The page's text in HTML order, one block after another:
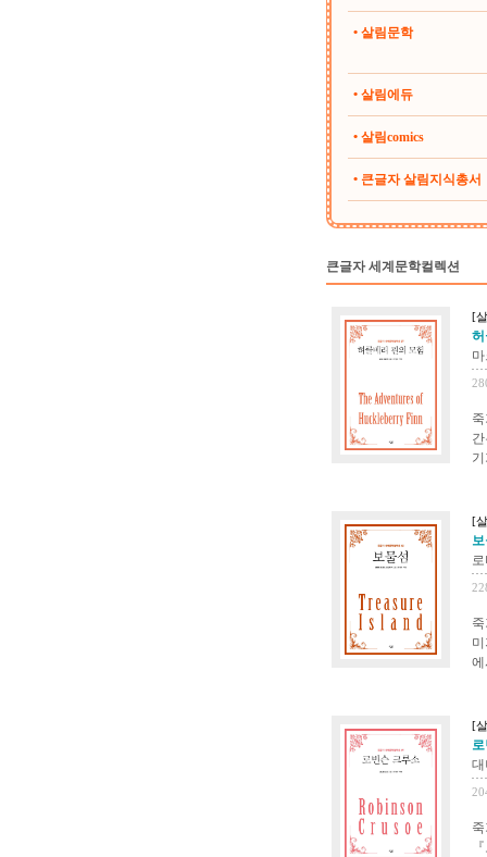
• 살림문학
• 살림에듀
• 살림comics
• 큰글자 살림지식총서
큰글자 세계문학컬렉션
[
허
[
보
에
[
로
대